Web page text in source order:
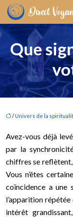
Que
/ Univers de la
Avez-vous déjà
par la
chiffres se
Vous n’êtes
coïncidence a une
l’apparition
intérêt